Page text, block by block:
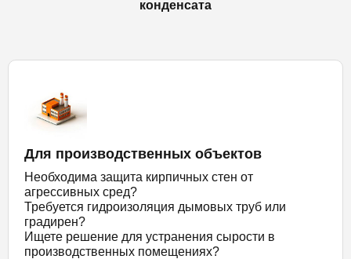
конденсата
Для производственных объектов
Необходима защита кирпичных стен от
агрессивных сред?
Требуется гидроизоляция дымовых труб или
градирен?
Ищете решение для устранения сырости в
производственных помещениях?